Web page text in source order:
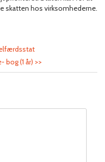
skatten hos virksomhederne.
bog (1 år) >>